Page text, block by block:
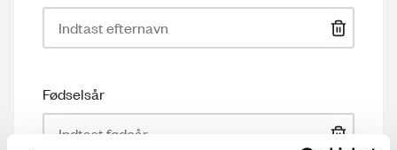
Fødselsår